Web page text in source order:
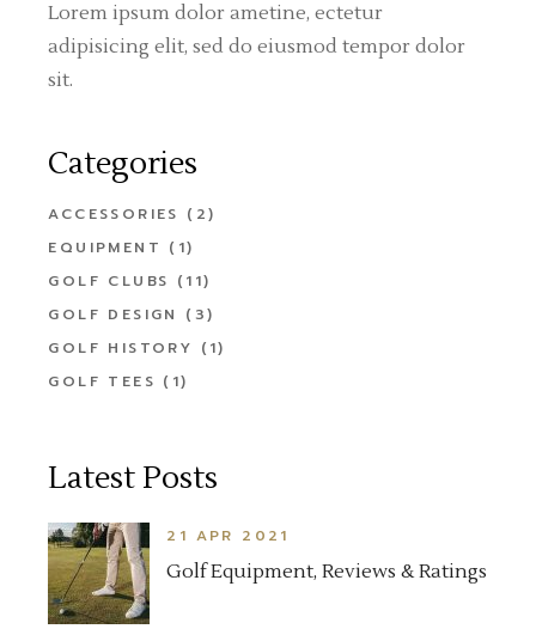
Lorem ipsum dolor ametine, ectetur
adipisicing elit, sed do eiusmod tempor dolor
sit.
Categories
ACCESSORIES (2)
EQUIPMENT (1)
GOLF CLUBS (11)
GOLF DESIGN
(3)
GOLF HISTORY (1)
GOLF TEES (1)
Latest Posts
21 APR 2021
Golf Equipment, Reviews & Ratings